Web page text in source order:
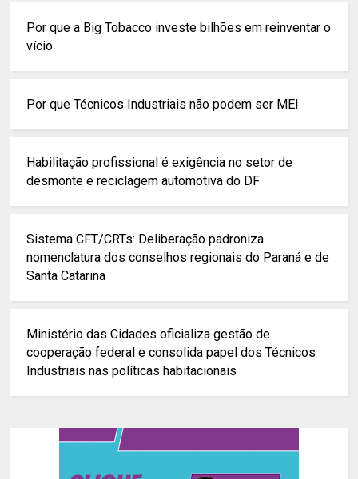
Por que a Big Tobacco investe bilhões em reinventar o
vício
Por que Técnicos Industriais não podem ser MEI
Habilitação profissional é exigência no setor de
desmonte e reciclagem automotiva do DF
Sistema CFT/CRTs: Deliberação padroniza
nomenclatura dos conselhos regionais do Paraná e de
Santa Catarina
Ministério das Cidades oficializa gestão de
cooperação federal e consolida papel dos Técnicos
Industriais nas políticas habitacionais